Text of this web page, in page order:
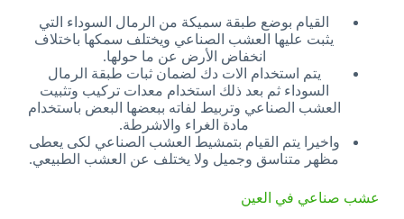
القيام بوضع طبقة سميكة من الرمال السوداء التي
يثبت عليها العشب الصناعي ويختلف سمكها باختلاف
انخفاض الأرض عن ما حولها.
يتم استخدام الات دك لضمان ثبات طبقة الرمال
السوداء ثم بعد ذلك استخدام معدات تركيب وتثبيت
العشب الصناعي وتربيط لفاته ببعضها البعض باستخدام
مادة الغراء والاشرطة.
واخيرا يتم القيام بتمشيط العشب الصناعي لكى يعطى
مظهر متناسق وجميل ولا يختلف عن العشب الطبيعي.
عشب صناعي في العين